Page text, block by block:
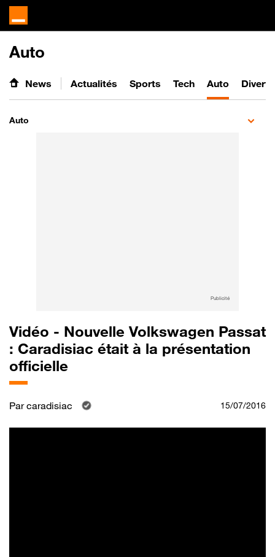
Auto
News Actualités Sports Tech Auto
Auto
Publicité
Vidéo - Nouvelle Volkswagen Passat
: Caradisiac était à la présentation
officielle
Parcaradisiac 15/07/2016